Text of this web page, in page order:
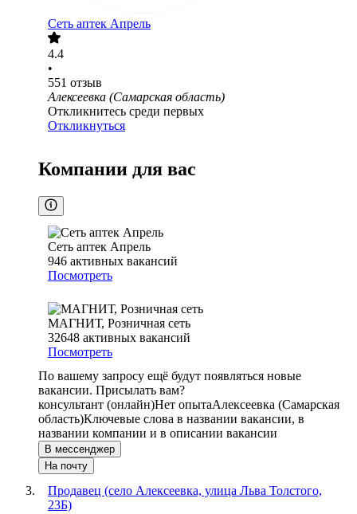
Сеть аптек Апрель
4.4
•
551 отзыв
Алексеевка (Самарская область)
Откликнитесь среди первых
Откликнуться
Компании для вас
Сеть аптек Апрель
946 активных вакансий
Посмотреть
МАГНИТ, Розничная сеть
32648 активных вакансий
Посмотреть
По вашему запросу ещё будут появляться новые
вакансии. Присылать вам?
консультант (онлайн)Нет опытаАлексеевка (Самарская
область)Ключевые слова в названии вакансии, в
названии компании и в описании вакансии
В мессенджер
На почту
Продавец (село Алексеевка, улица Льва Толстого,
23Б)